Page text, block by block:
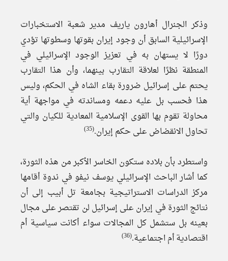
وذكر الجنرال أهارون ياريف مدير شعبة الاستخبارات
الإسرائيلية السابق أن وجود إيران بقوتها وسطوتها تؤدي
دورًا لا يستهان به في تعزيز الوجود الإسرائيلي في
المنطقة نظرًا لعلاقة التقارب بينهما، وأن هذا التقارب
يحتم على إسرائيل ضرورة بقاء الشاه في الحكم، وليس
هذا فحسب بل عليه دعمه ومساندته في مواجهة أية
محاولة تقوم بها القوى الإسلامية المعادية للكيان والتي
تحاول الانقضاض على حكم إيران.(35)
واستطرد بأن بلاده ستكون الخاسر الأكبر من هذه الثورة،
كما أشار الباحث الإسرائيلي يوسف نيفو في ندوة أقامها
مركز الدراسات الاستراتيجية بجامعة تل أبيب إلى أن
نتائج الثورة في إيران على إسرائيل لن تقتصر على مجال
بعينه بل ستشمل كل المجالات سواء أكانت سياسية أم
اقتصادية أم اجتماعية.(36)